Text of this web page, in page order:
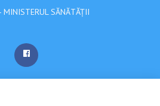
MINISTERUL SĂNĂTĂȚII